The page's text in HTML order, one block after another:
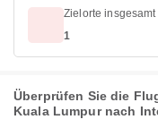
Zielorte insgesamt
1
Überprüfen Sie die
Kuala Lumpur nach